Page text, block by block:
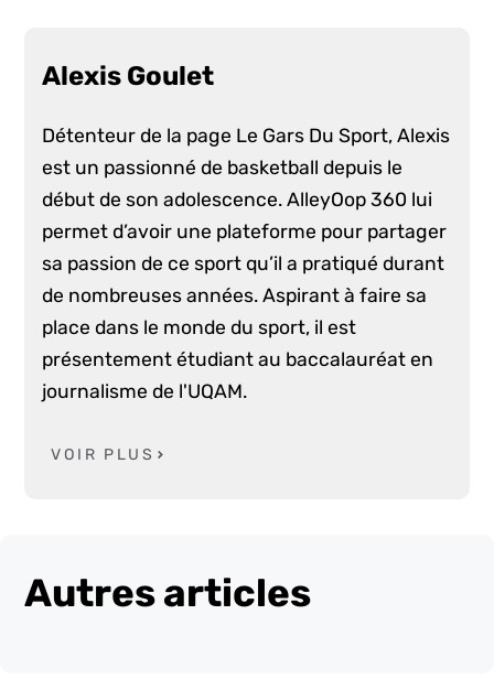
Alexis Goulet
Détenteur de la page Le Gars Du Sport, Alexis
est un passionné de basketball depuis le
début de son adolescence. AlleyOop 360 lui
permet d’avoir une plateforme pour partager
sa passion de ce sport qu’il a pratiqué durant
de nombreuses années. Aspirant à faire sa
place dans le monde du sport, il est
présentement étudiant au baccalauréat en
journalisme de l'UQAM.
VOIR PLUS
Autres articles